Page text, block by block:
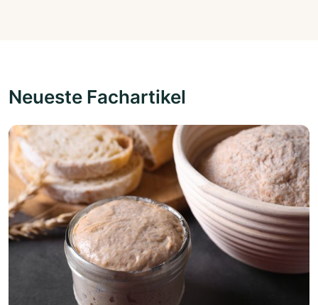
Neueste Fachartikel